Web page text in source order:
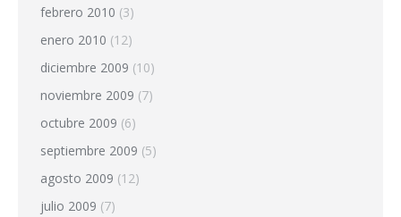
febrero 2010 (3)
enero 2010 (12)
diciembre 2009 (10)
noviembre 2009 (7)
octubre 2009 (6)
septiembre 2009 (5)
agosto 2009 (12)
julio 2009 (7)